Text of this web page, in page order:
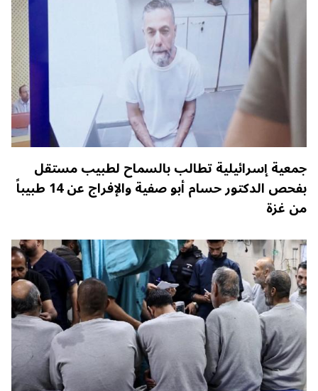
جمعية إسرائيلية تطالب بالسماح لطبيب مستقل
بفحص الدكتور حسام أبو صفية والإفراج عن 14 طبيباً
من غزة